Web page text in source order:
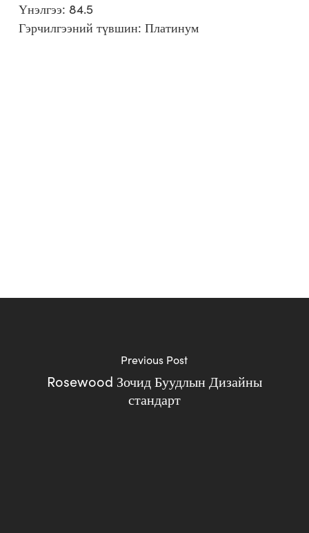
Үнэлгээ: 84.5
Гэрчилгээний түвшин: Платинум
Previous Post
Rosewood Зочид Буудлын Дизайны
стандарт